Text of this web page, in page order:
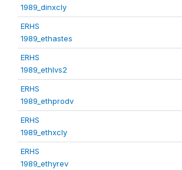
1989_dinxcly
ERHS
1989_ethastes
ERHS
1989_ethlvs2
ERHS
1989_ethprodv
ERHS
1989_ethxcly
ERHS
1989_ethyrev